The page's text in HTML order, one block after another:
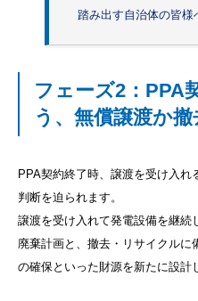
踏み出す自治体の皆様
フェーズ2：PPA
う、無償譲渡か
PPA契約終了時、譲渡を受け入
判断を迫られます。
譲渡を受け入れて発電設備を継続
廃棄計画と、撤去・リサイクル
の確保といった財源を新たに設計